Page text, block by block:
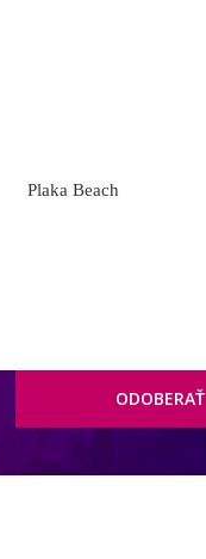
Plaka Beach
ODOBERAŤ